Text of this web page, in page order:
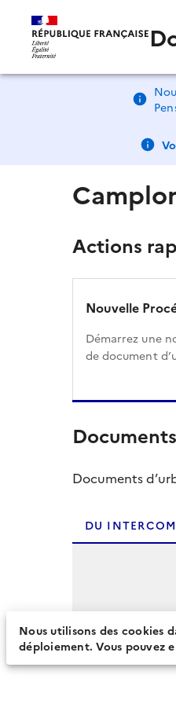
Actions
Nouvelle
Démarrez une
de document
Documents
DU
Nous utilisons des cookies
déploiement. Vous pouvez